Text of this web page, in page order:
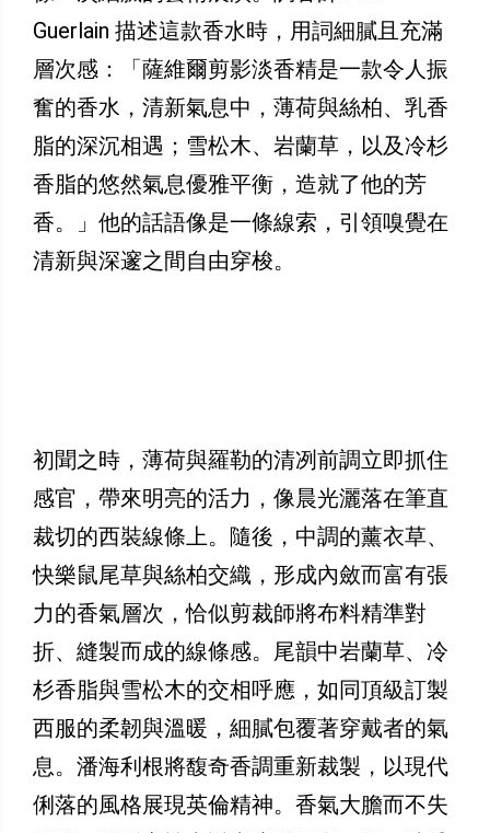
Guerlain 描述這款香水時，用詞細膩且充滿
層次感：「薩維爾剪影淡香精是一款令人振
奮的香水，清新氣息中，薄荷與絲柏、乳香
脂的深沉相遇；雪松木、岩蘭草，以及冷杉
香脂的悠然氣息優雅平衡，造就了他的芳
香。」他的話語像是一條線索，引領嗅覺在
清新與深邃之間自由穿梭。
初聞之時，薄荷與羅勒的清冽前調立即抓住
感官，帶來明亮的活力，像晨光灑落在筆直
裁切的西裝線條上。隨後，中調的薰衣草、
快樂鼠尾草與絲柏交織，形成內斂而富有張
力的香氣層次，恰似剪裁師將布料精準對
折、縫製而成的線條感。尾韻中岩蘭草、冷
杉香脂與雪松木的交相呼應，如同頂級訂製
西服的柔韌與溫暖，細膩包覆著穿戴者的氣
息。潘海利根將馥奇香調重新裁製，以現代
俐落的風格展現英倫精神。香氣大膽而不失